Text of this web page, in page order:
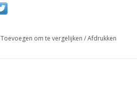
Toevoegen om te vergelijken /Afdrukken